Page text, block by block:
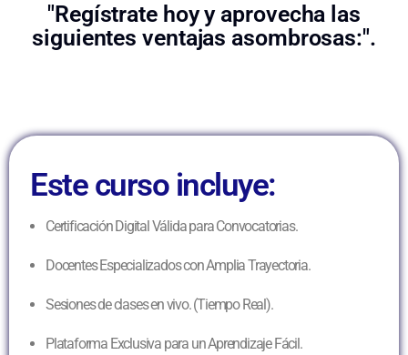
"Regístrate hoy y aprovecha las
siguientes ventajas asombrosas:".
Este curso incluye:
Certificación Digital Válida para Convocatorias.
Docentes Especializados con Amplia Trayectoria.
Sesiones de clases en vivo. (Tiempo Real).
Plataforma Exclusiva para un Aprendizaje Fácil.